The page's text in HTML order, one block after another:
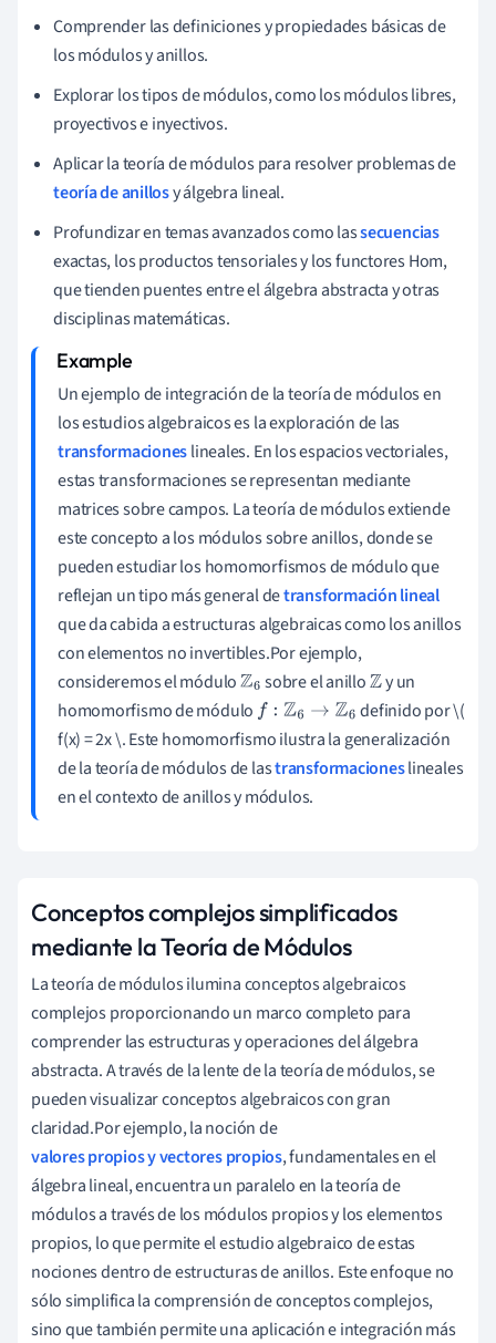
Comprender las definiciones y propiedades básicas de
los módulos y anillos.
Explorar los tipos de módulos, como los módulos libres,
proyectivos e inyectivos.
Aplicar la teoría de módulos para resolver problemas de
teoría de anillosy álgebra lineal.
Profundizar en temas avanzados como lassecuencias
exactas, los productos tensoriales y los functores Hom,
que tienden puentes entre el álgebra abstracta y otras
disciplinas matemáticas.
Un ejemplo de integración de la teoría de módulos en
los estudios algebraicos es la exploración de las
transformacioneslineales. En los espacios vectoriales,
estas transformaciones se representan mediante
matrices sobre campos. La teoría de módulos extiende
este concepto a los módulos sobre anillos, donde se
pueden estudiar los homomorfismos de módulo que
reflejan un tipo más general detransformación lineal
que da cabida a estructuras algebraicas como los anillos
con elementos no invertibles.Por ejemplo,
consideremos el móduloZ6 sobre el anilloZ y un
homomorfismo de módulo f:Z6→Z 6
definido por \(
f(x) = 2x \. Este homomorfismo ilustra la generalización
de la teoría de módulos de lastransformacioneslineales
en el contexto de anillos y módulos.
Conceptos complejos simplificados
mediante la Teoría de Módulos
La teoría de módulos ilumina conceptos algebraicos
complejos proporcionando un marco completo para
comprender las estructuras y operaciones del álgebra
abstracta. A través de la lente de la teoría de módulos, se
pueden visualizar conceptos algebraicos con gran
claridad.Por ejemplo, la noción de
valores propios y vectores propios, fundamentales en el
álgebra lineal, encuentra un paralelo en la teoría de
módulos a través de los módulos propios y los elementos
propios, lo que permite el estudio algebraico de estas
nociones dentro de estructuras de anillos. Este enfoque no
sólo simplifica la comprensión de conceptos complejos,
sino que también permite una aplicación e integración más